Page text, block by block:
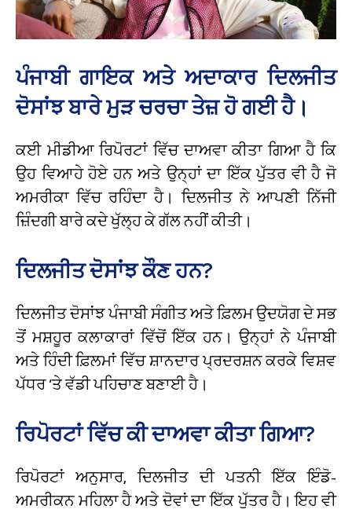
ਪੰਜਾਬੀ ਗਾਇਕ ਅਤੇ ਅਦਾਕਾਰ ਦਿਲਜੀਤ
ਦੋਸਾਂਝ ਬਾਰੇ ਮੁੜ ਚਰਚਾ ਤੇਜ਼ ਹੋ ਗਈ ਹੈ।
ਕਈ ਮੀਡੀਆ ਰਿਪੋਰਟਾਂ ਵਿੱਚ ਦਾਅਵਾ ਕੀਤਾ ਗਿਆ ਹੈ ਕਿ
ਉਹ ਵਿਆਹੇ ਹੋਏ ਹਨ ਅਤੇ ਉਨ੍ਹਾਂ ਦਾ ਇੱਕ ਪੁੱਤਰ ਵੀ ਹੈ ਜੋ
ਅਮਰੀਕਾ ਵਿੱਚ ਰਹਿੰਦਾ ਹੈ। ਦਿਲਜੀਤ ਨੇ ਆਪਣੀ ਨਿੱਜੀ
ਜ਼ਿੰਦਗੀ ਬਾਰੇ ਕਦੇ ਖੁੱਲ੍ਹ ਕੇ ਗੱਲ ਨਹੀਂ ਕੀਤੀ।
ਦਿਲਜੀਤ ਦੋਸਾਂਝ ਕੌਣ ਹਨ?
ਦਿਲਜੀਤ ਦੋਸਾਂਝ ਪੰਜਾਬੀ ਸੰਗੀਤ ਅਤੇ ਫ਼ਿਲਮ ਉਦਯੋਗ ਦੇ ਸਭ
ਤੋਂ ਮਸ਼ਹੂਰ ਕਲਾਕਾਰਾਂ ਵਿੱਚੋਂ ਇੱਕ ਹਨ। ਉਨ੍ਹਾਂ ਨੇ ਪੰਜਾਬੀ
ਅਤੇ ਹਿੰਦੀ ਫ਼ਿਲਮਾਂ ਵਿੱਚ ਸ਼ਾਨਦਾਰ ਪ੍ਰਦਰਸ਼ਨ ਕਰਕੇ ਵਿਸ਼ਵ
ਪੱਧਰ ‘ਤੇ ਵੱਡੀ ਪਹਿਚਾਣ ਬਣਾਈ ਹੈ।
ਰਿਪੋਰਟਾਂ ਵਿੱਚ ਕੀ ਦਾਅਵਾ ਕੀਤਾ ਗਿਆ?
ਰਿਪੋਰਟਾਂ ਅਨੁਸਾਰ, ਦਿਲਜੀਤ ਦੀ ਪਤਨੀ ਇੱਕ ਇੰਡੋ-
ਅਮਰੀਕਨ ਮਹਿਲਾ ਹੈ ਅਤੇ ਦੋਵਾਂ ਦਾ ਇੱਕ ਪੁੱਤਰ ਹੈ। ਇਹ ਵੀ